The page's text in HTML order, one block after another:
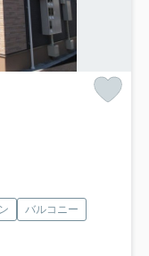
バルコニー